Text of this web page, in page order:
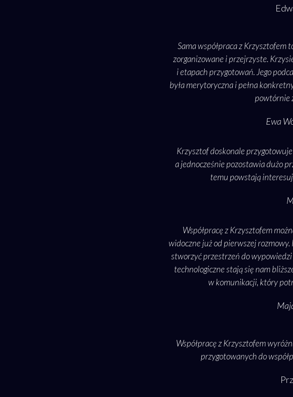
Sama współpraca z Krzysztofem
zorganizowane i przejrzyste.
i etapach przygotowań. Jego
była merytoryczna i pełna
powtórnie
Ewa
Krzysztof doskonale
a jednocześnie pozostawia dużo
temu powstają
Współpracę z Krzysztofem
widoczne już od pierwszej
stworzyć przestrzeń do
technologiczne stają się nam
w komunikacji, który
Współpracę z Krzysztofem
przygotowanych do